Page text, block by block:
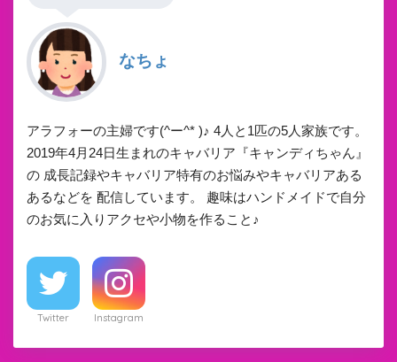
なちょ
アラフォーの主婦です(^ー^* )♪ 4人と1匹の5人家族です。
2019年4月24日生まれのキャバリア『キャンディちゃん』
の 成長記録やキャバリア特有のお悩みやキャバリアある
あるなどを 配信しています。 趣味はハンドメイドで自分
のお気に入りアクセや小物を作ること♪
Twitter Instagram